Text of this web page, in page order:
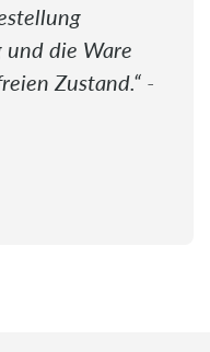
und die Ware
Zustand. -